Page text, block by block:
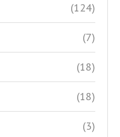
(124)
(7)
(18)
(18)
(3)